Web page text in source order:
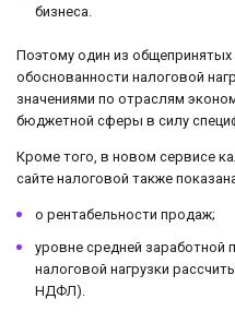
бизнеса.
Поэтому один из
обоснованности налоговой
значениями по отраслям
бюджетной сферы в силу
Кроме того, в новом сервисе
сайте налоговой также
о рентабельности продаж;
уровне средней заработной
налоговой нагрузки
НДФЛ).